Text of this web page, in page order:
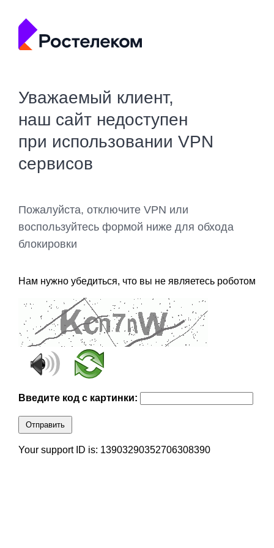
Уважаемый клиент,
наш сайт недоступен
при использовании VPN
сервисов
Пожалуйста, отключите VPN или
воспользуйтесь формой ниже для обхода
блокировки
Нам нужно убедиться, что вы не являетесь роботом
Введите код с картинки:
Отправить
Your support ID is: 13903290352706308390